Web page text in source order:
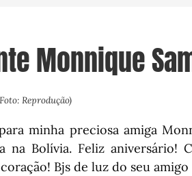
Monnique
Reprodução)
minha preciosa amiga
na Bolívia. Feliz aniversário!
Bjs de luz do seu